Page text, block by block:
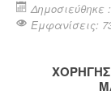
Δημοσιεύθηκε
Εμφανίσεις: